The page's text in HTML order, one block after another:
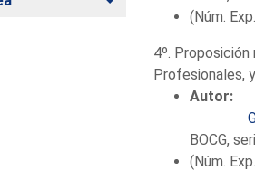
(Núm.
4º.
Profesionales,
Autor:
BOCG,
(Núm.